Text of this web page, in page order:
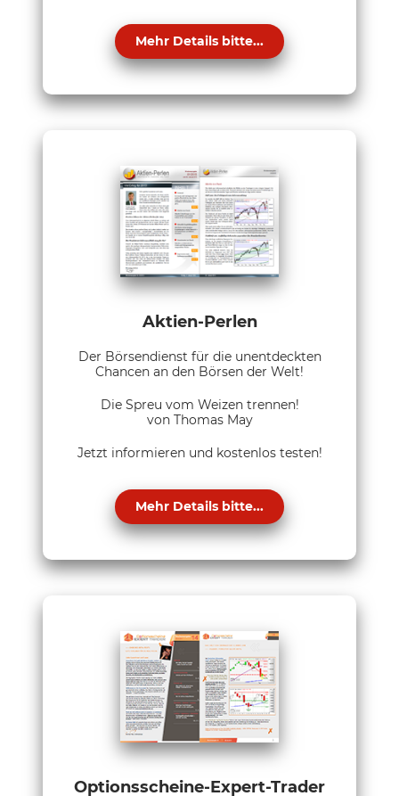
Mehr Details bitte...
Aktien-Perlen
Der Börsendienst für die unentdeckten
Chancen an den Börsen der Welt!
Die Spreu vom Weizen trennen!
von Thomas May
Jetzt informieren und kostenlos testen!
Mehr Details bitte...
Optionsscheine-Expert-Trader